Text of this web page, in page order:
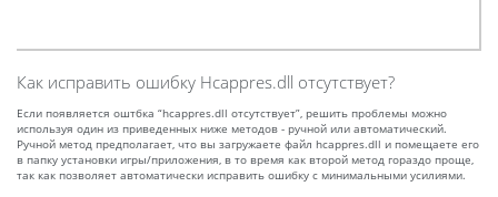
Как исправить ошибку Hcappres.dll отсутствует?
Если появляется оштбка “hcappres.dll отсутствует”, решить проблемы можно
используя один из приведенных ниже методов - ручной или автоматический.
Ручной метод предполагает, что вы загружаете файл hcappres.dll и помещаете его
в папку установки игры/приложения, в то время как второй метод гораздо проще,
так как позволяет автоматически исправить ошибку с минимальными усилиями.